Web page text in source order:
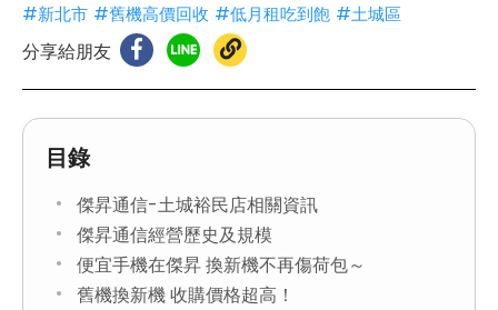
#新北市 #舊機高價回收 #低月租吃到飽 #土城區
分享給朋友
目錄
傑昇通信-土城裕民店相關資訊
傑昇通信經營歷史及規模
便宜手機在傑昇 換新機不再傷荷包～
舊機換新機 收購價格超高！